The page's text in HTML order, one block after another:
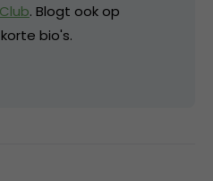
. Blogt ook op
bio's.